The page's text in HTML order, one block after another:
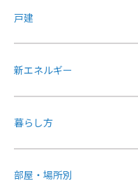
戸建
新エネルギー
暮らし方
部屋・場所別